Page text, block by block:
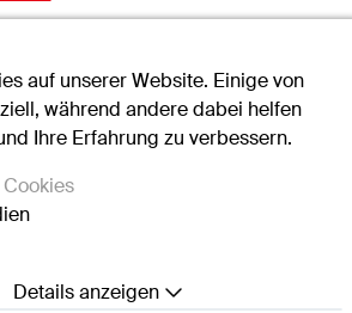
Kontakt Suche Menü
Bernkastel/Wittlich
auf unserer Website. Einige von
während andere dabei helfen
Ihre Erfahrung zu verbessern.
Details anzeigen